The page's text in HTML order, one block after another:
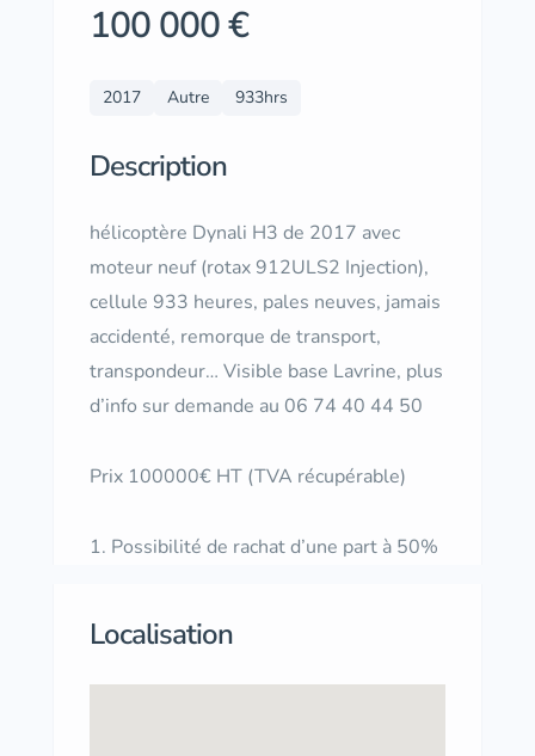
100 000 €
2017 Autre 933hrs
Description
hélicoptère Dynali H3 de 2017 avec
moteur neuf (rotax 912ULS2 Injection),
cellule 933 heures, pales neuves, jamais
accidenté, remorque de transport,
transpondeur… Visible base Lavrine, plus
d’info sur demande au 06 74 40 44 50
Prix 100000€ HT (TVA récupérable)
Possibilité de rachat d’une part à 50%
Localisation